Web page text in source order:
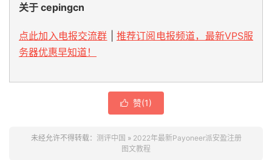
关于 cepingcn
点此加入电报交流群
推荐订阅电报频道，最新VPS服
务器优惠早知道！
 赞(1)
未经允许不得转载： 测评中国 » 2022年最新Payoneer派安盈注册
图文教程